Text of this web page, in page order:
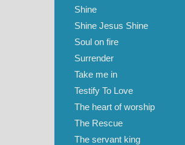
Shine
Shine Jesus Shine
Soul on fire
Surrender
Take me in
Testify To Love
The heart of worship
The Rescue
The servant king